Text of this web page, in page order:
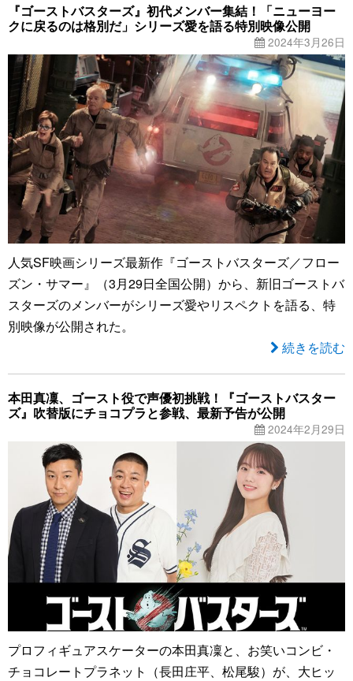
『ゴーストバスターズ』初代メンバー集結！「ニューヨー
クに戻るのは格別だ」シリーズ愛を語る特別映像公開
2024年3月26日
人気SF映画シリーズ最新作『ゴーストバスターズ／フロー
ズン・サマー』（3月29日全国公開）から、新旧ゴーストバ
スターズのメンバーがシリーズ愛やリスペクトを語る、特
別映像が公開された。
続きを読む
本田真凜、ゴースト役で声優初挑戦！『ゴーストバスター
ズ』吹替版にチョコプラと参戦、最新予告が公開
2024年2月29日
プロフィギュアスケーターの本田真凜と、お笑いコンビ・
チョコレートプラネット（長田庄平、松尾駿）が、大ヒッ